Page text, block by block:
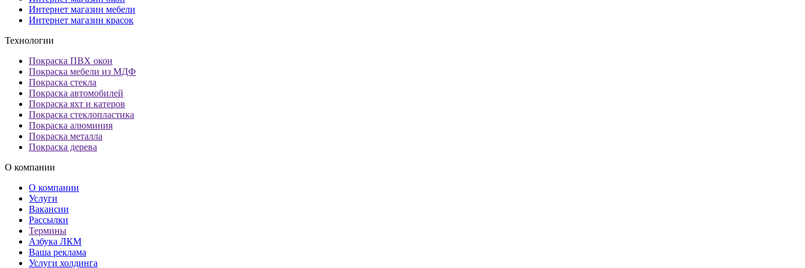
Интернет магазин мебели
Интернет магазин красок
Технологии
Покраска ПВХ окон
Покраска мебели из МДФ
Покраска стекла
Покраска автомобилей
Покраска яхт и катеров
Покраска стеклопластика
Покраска алюминия
Покраска металла
Покраска дерева
О компании
О компании
Услуги
Вакансии
Рассылки
Термины
Азбука ЛКМ
Ваша реклама
Услуги холдинга